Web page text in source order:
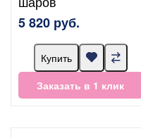
5 820 руб.
Купить
Заказать в 1 клик